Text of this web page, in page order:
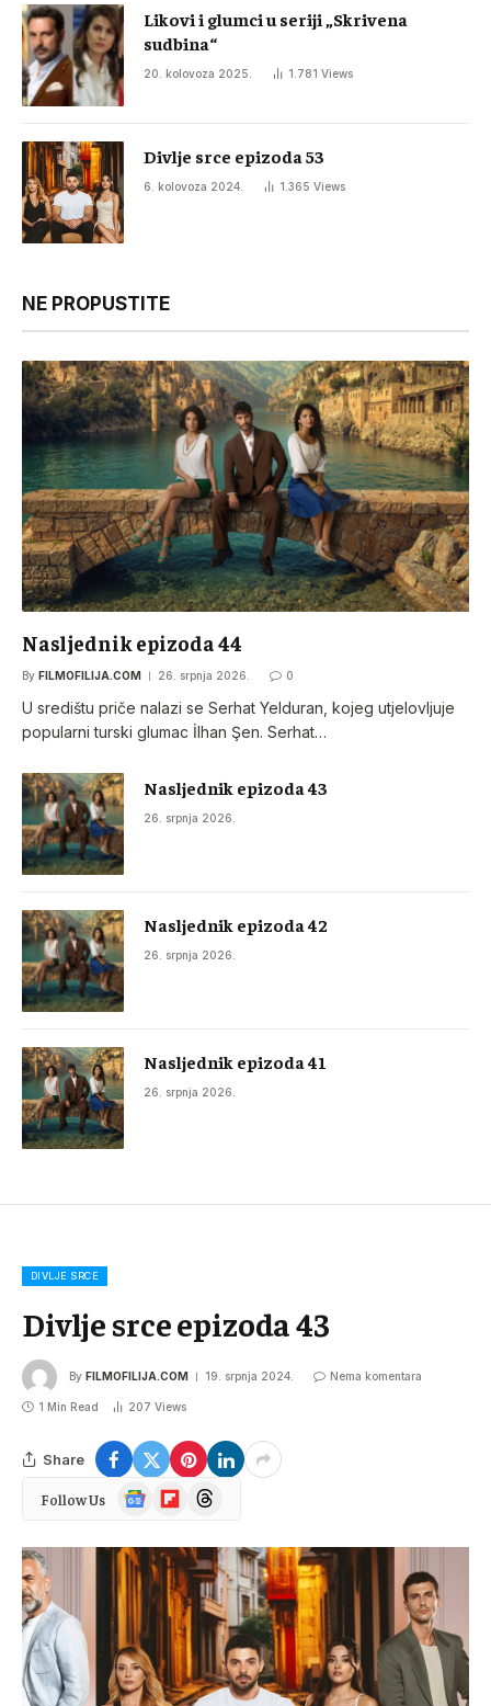
Likovi i glumci u seriji „Skrivena
sudbina“
20. kolovoza 2025. 1.781 Views
Divlje srce epizoda 53
6. kolovoza 2024. 1.365 Views
NE PROPUSTITE
Nasljednik epizoda 44
By FILMOFILIJA.COM 26. srpnja 2026. 0
U središtu priče nalazi se Serhat Yelduran, kojeg utjelovljuje
popularni turski glumac İlhan Şen. Serhat…
Nasljednik epizoda 43
26. srpnja 2026.
Nasljednik epizoda 42
26. srpnja 2026.
Nasljednik epizoda 41
26. srpnja 2026.
DIVLJE SRCE
Divlje srce epizoda 43
By FILMOFILIJA.COM 19. srpnja 2024. Nema komentara
1 Min Read 207 Views
Share
Follow Us
GoogleFlipboardThreads